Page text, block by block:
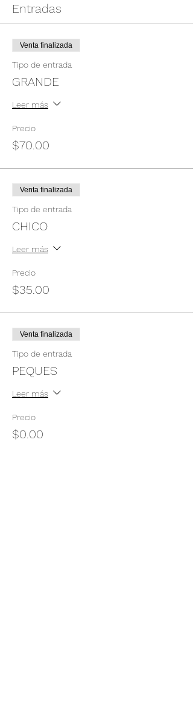
Entradas
Venta finalizada
Tipo de entrada
GRANDE
Leer más
Precio
$70.00
Venta finalizada
Tipo de entrada
CHICO
Leer más
Precio
$35.00
Venta finalizada
Tipo de entrada
PEQUES
Leer más
Precio
$0.00